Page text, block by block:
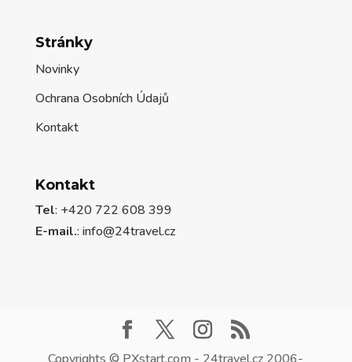
Stránky
Novinky
Ochrana Osobních Údajů
Kontakt
Kontakt
Tel: +420 722 608 399
E-mail.: info@24travel.cz